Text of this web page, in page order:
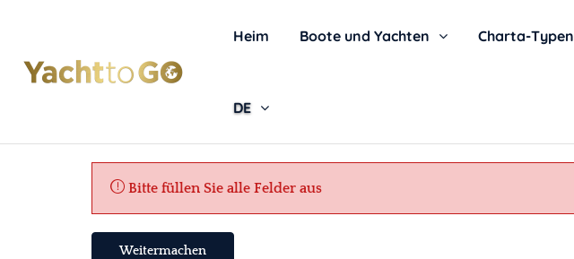
Heim Boote und Yachten Charta-Typen
DE
Bitte füllen Sie alle Felder aus
Weitermachen